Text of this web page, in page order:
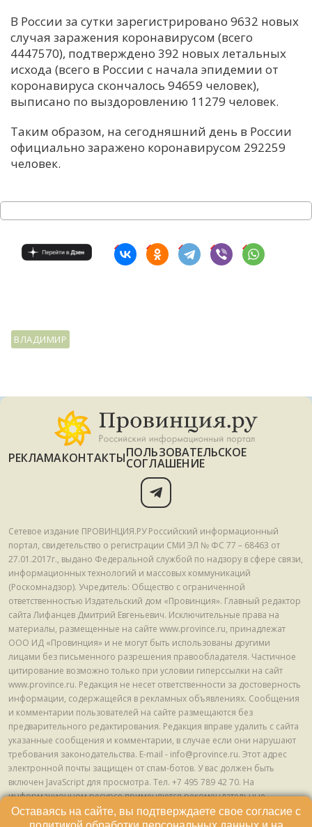
В России за сутки зарегистрировано 9632 новых
случая заражения коронавирусом (всего
4447570), подтверждено 392 новых летальных
исхода (всего в России с начала эпидемии от
коронавируса скончалось 94659 человек),
выписано по выздоровлению 11279 человек.
Таким образом, на сегодняшний день в России
официально заражено коронавирусом 292259
человек.
ВЛАДИМИР
РЕКЛАМАКОНТАКТЫПОЛЬЗОВАТЕЛЬСКОЕ
СОГЛАШЕНИЕ
Сетевое издание ПРОВИНЦИЯ.РУ Российский информационный
портал, свидетельство о регистрации СМИ ЭЛ № ФС 77 – 68463 от
27.01.2017г., выдано Федеральной службой по надзору в сфере связи,
информационных технологий и массовых коммуникаций
(Роскомнадзор). Учредитель: Общество с ограниченной
ответственностью Издательский дом «Провинция». Главный редактор
сайта Лифанцев Дмитрий Евгеньевич. Исключительные права на
материалы, размещенные на сайте www.province.ru, принадлежат
ООО ИД «Провинция» и не могут быть использованы другими
лицами без письменного разрешения правообладателя. Частичное
цитирование возможно только при условии гиперссылки на сайт
www.province.ru. Редакция не несет ответственности за достоверность
информации, содержащейся в рекламных объявлениях. Сообщения
и комментарии пользователей на сайте размещаются без
предварительного редактирования. Редакция вправе удалить с сайта
указанные сообщения и комментарии, в случае если они нарушают
требования законодательства. E-mail - info@province.ru. Этот адрес
электронной почты защищен от спам-ботов. У вас должен быть
включен JavaScript для просмотра. Tел. +7 495 789 42 70. На
информационном ресурсе применяются рекомендательные
технологии (информационные технологии предоставления
информации на основе сбора, систематизации и анализа сведений,
Оставаясь на сайте, вы подтверждаете свое согласие с